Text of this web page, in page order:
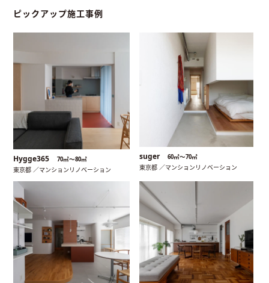
ピックアップ施工事例
Hygge365 70㎡〜80㎡
東京都 ／マンションリノベーション
suger 60㎡〜70㎡
東京都 ／マンションリノベーション